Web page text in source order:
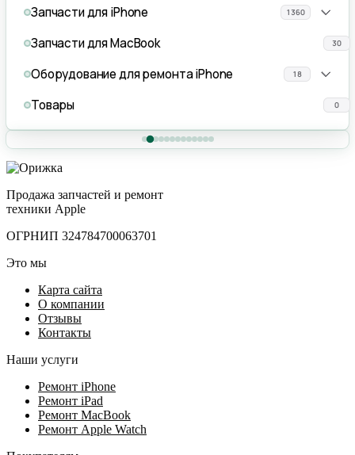
Запчасти для iPhone 1360
Запчасти для MacBook 30
Оборудование для ремонта iPhone 18
Товары 0
Продажа запчастей и ремонт
техники Apple
ОГРНИП 324784700063701
Это мы
Карта сайта
О компании
Отзывы
Контакты
Наши услуги
Ремонт iPhone
Ремонт iPad
Ремонт MacBook
Ремонт Apple Watch